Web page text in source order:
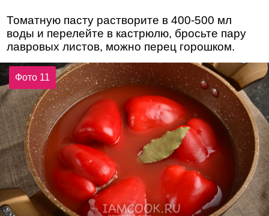
Томатную пасту растворите в 400-500 мл
воды и перелейте в кастрюлю, бросьте пару
лавровых листов, можно перец горошком.
Фото 11